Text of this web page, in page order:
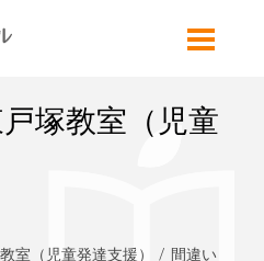
塚教室（児童
室（児童発達支援）
間違い